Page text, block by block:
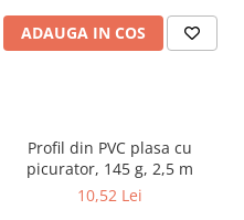
ADAUGA IN COS
Profil din PVC plasa cu
picurator, 145 g, 2,5 m
10,52 Lei